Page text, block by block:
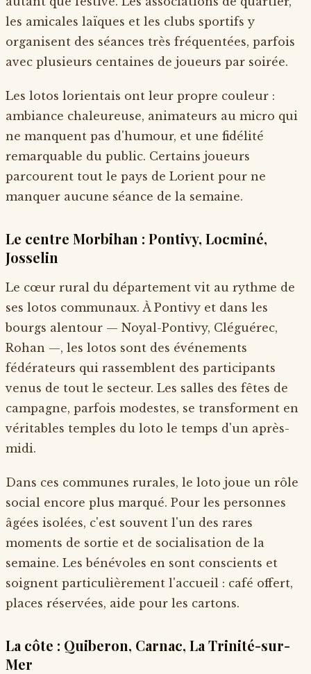
les amicales laïques et les clubs sportifs y
organisent des séances très fréquentées, parfois
avec plusieurs centaines de joueurs par soirée.
Les lotos lorientais ont leur propre couleur :
ambiance chaleureuse, animateurs au micro qui
ne manquent pas d'humour, et une fidélité
remarquable du public. Certains joueurs
parcourent tout le pays de Lorient pour ne
manquer aucune séance de la semaine.
Le centre Morbihan : Pontivy, Locminé,
Josselin
Le cœur rural du département vit au rythme de
ses lotos communaux. À Pontivy et dans les
bourgs alentour — Noyal-Pontivy, Cléguérec,
Rohan —, les lotos sont des événements
fédérateurs qui rassemblent des participants
venus de tout le secteur. Les salles des fêtes de
campagne, parfois modestes, se transforment en
véritables temples du loto le temps d'un après-
midi.
Dans ces communes rurales, le loto joue un rôle
social encore plus marqué. Pour les personnes
âgées isolées, c'est souvent l'un des rares
moments de sortie et de socialisation de la
semaine. Les bénévoles en sont conscients et
soignent particulièrement l'accueil : café offert,
places réservées, aide pour les cartons.
La côte : Quiberon, Carnac, La Trinité-sur-
Mer